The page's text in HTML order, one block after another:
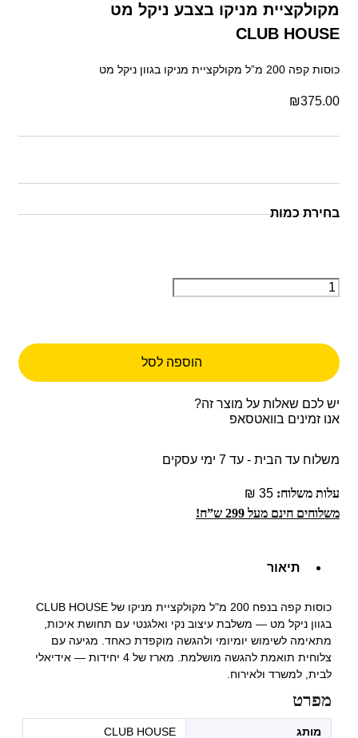
מקולקציית מניקו בצבע ניקל מט
CLUB HOUSE
כוסות קפה 200 מ”ל מקולקציית מניקו בגוון ניקל מט
₪375.00
הוספה לסל
יש לכם שאלות על מוצר זה?
אנו זמינים בוואטסאפ
משלוח עד הבית - עד 7 ימי עסקים
עלות משלוח:
משלוחים חינם מעל 299 ש”ח!
תיאור
כוסות קפה בנפח 200 מ"ל מקולקציית מניקו של CLUB HOUSE
בגוון ניקל מט — משלבת עיצוב נקי ואלגנטי עם תחושת איכות,
מתאימה לשימוש יומיומי ולהגשה מוקפדת כאחד. מגיעה עם
צלוחית תואמת להגשה מושלמת. מארז של 4 יחידות — אידיאלי
לבית, למשרד ולאירוח.
מפרט
מותג CLUB HOUSE